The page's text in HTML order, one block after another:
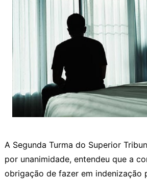
​A Segunda Turma do Superior
por unanimidade, entendeu que a
obrigação de fazer em indenização